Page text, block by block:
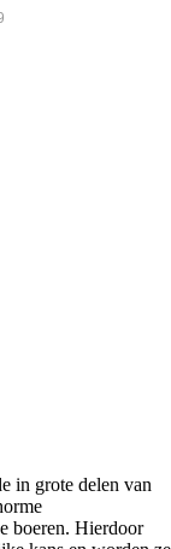
in grote delen van
boeren. Hierdoor